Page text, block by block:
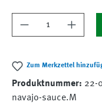
Produkt
Zum Merkzettel
Produktnummer: 22-
navajo-sauce.M